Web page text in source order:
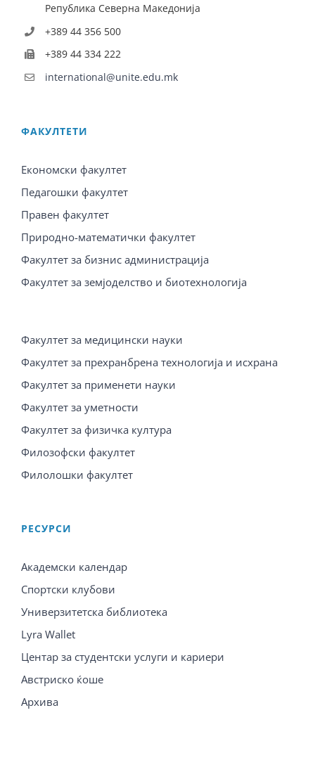
Република Северна Македонија
+389 44 356 500
+389 44 334 222
international@unite.edu.mk
ФАКУЛТЕТИ
Економски факултет
Педагошки факултет
Правен факултет
Природно-математички факултет
Факултет за бизнис администрација
Факултет за земјоделство и биотехнологија
Факултет за медицински науки
Факултет за прехранбрена технологија и исхрана
Факултет за применети науки
Факултет за уметности
Факултет за физичка култура
Филозофски факултет
Филолошки факултет
PЕСУРСИ
Академски календар
Спортски клубови
Универзитетска библиотека
Lyra Wallet
Центар за студентски услуги и кариери
Австриско ќоше
Архива